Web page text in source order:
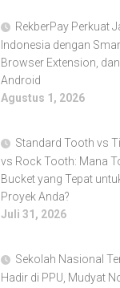
RekberPay Perkuat
Indonesia dengan Smart
Browser Extension,
Android
Agustus 1, 2026
Standard Tooth vs
vs Rock Tooth: Mana
Bucket yang Tepat
Proyek Anda?
Juli 31, 2026
Sekolah Nasional
Hadir di PPU, Mudyat